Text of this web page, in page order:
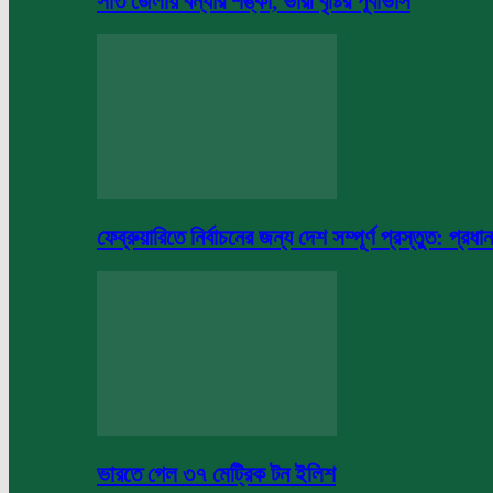
ফেব্রুয়ারিতে নির্বাচনের জন্য দেশ সম্পূর্ণ প্রস্তুত: প্রধান
ভারতে গেল ৩৭ মেট্রিক টন ইলিশ